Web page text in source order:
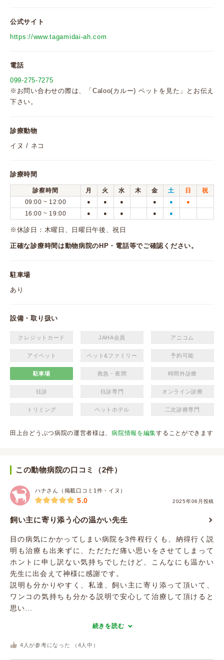
公式サイト
https://www.tagamidai-ah.com
電話
099-275-7275
※お問い合わせの際は、「Caloo(カルー) ペットを見た」とお伝え
下さい。
診療動物
イヌ / ネコ
診療時間
診察時間 月 火 水 木 金 土 日
祝
09:00 ~ 12:00
● ● ● ● ● ●
16:00 ~ 19:00 ● ● ● ● ●
※休診日：木曜日、日曜日午後、祝日
正確な診療時間は動物病院のHP・電話等でご確認ください。
駐車場
あり
設備・取り扱い
クレジットカード JAHA会員 アニコム
アイペット ペット&ファミリー 予約可能
駐車場 救急・夜間 時間外診療
往診 往診専門 オンライン診療
トリミング ペットホテル 二次診療専門
田上台どうぶつ病院の運営者様は、病院情報を編集することができます
この動物病院の口コミ（2件）
ハナさん（掲載口コミ1件・イヌ）
2025年06月投稿
5.0
飼い主に寄り添う心の温かい先生
目の病気にかかってしまい病院を3件程行くも、納得行く説
明も治療も出来ずに、ただただ痛い思いをさせてしまって
ホントに申し訳ない気持ちでしたけど、こんなにも温かい
先生に出会えて神様に感謝です。
説明も分かりやすく、私達、飼い主に寄り添って頂いて、
ワンコの気持ちも分かる説明で安心して治療して頂けると
思い...
続きを読む
4 人が参考になった （ 4 人中）